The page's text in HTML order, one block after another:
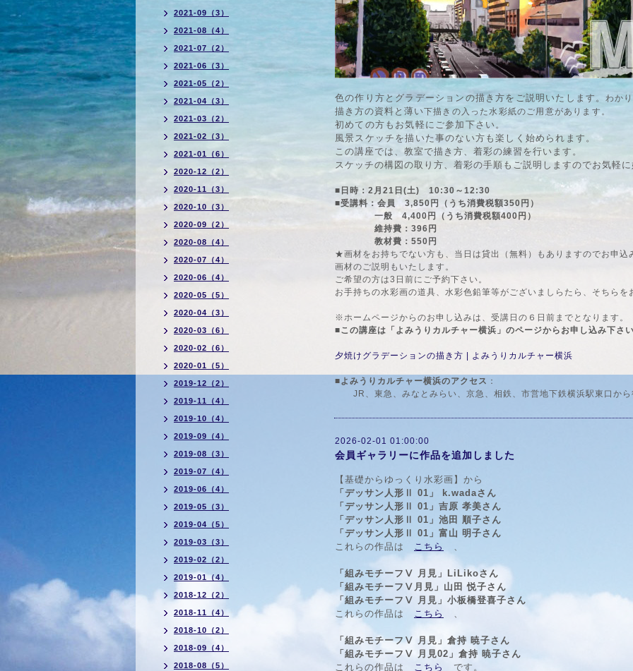
色の作り方とグラデーションの描き方をご説明いたします。わか
描き方の資料と薄い下描きの入った水彩紙のご用意があります。
初めての方もお気軽にご参加下さい。
風景スケッチを描いた事のない方も楽しく始められます。
この講座では、教室で描き方、着彩の練習を行います。
スケッチの構図の取り方、着彩の手順もご説明しますのでお気軽
■日時：2月21日(土) 10:30～12:30
■受講料：会員 3,850円（うち消費税額350円）
一般 4,400円（うち消費税額400円）
維持費：396円
教材費：550円
★画材をお持ちでない方も、当日は貸出（無料）もありますのでお申込
画材のご説明もいたします。
ご希望の方は3日前にご予約下さい。
お手持ちの水彩画の道具、水彩色鉛筆等がございましらたら、そちらを
※ホームページからのお申し込みは、受講日の６日前までとなります。
■この講座は「よみうりカルチャー横浜」のページからお申し込み下さ
夕焼けグラデーションの描き方 | よみうりカルチャー横浜
■よみうりカルチャー横浜のアクセス ：
JR、東急、みなとみらい、京急、相鉄、市営地下鉄横浜駅東口か
2026-02-01 01:00:00
会員ギャラリーに作品を追加しました
【基礎からゆっくり水彩画】から
「デッサン人形Ⅱ 01」 k.wadaさん
「デッサン人形Ⅱ 01」吉原 孝美さん
「デッサン人形Ⅱ 01」池田 順子さん
「デッサン人形Ⅱ 01」富山 明子さん
これらの作品は こちら 、
「組みモチーフⅤ 月見」LiLikoさん
「組みモチーフⅤ月見」山田 悦子さん
「組みモチーフⅤ 月見」小板橋登喜子さん
これらの作品は こちら 、
「組みモチーフⅤ 月見」倉持 暁子さん
「組みモチーフⅤ 月見02」倉持 暁子さん
これらの作品は こちら です。
2021-09（3）
2021-08（4）
2021-07（2）
2021-06（3）
2021-05（2）
2021-04（3）
2021-03（2）
2021-02（3）
2021-01（6）
2020-12（2）
2020-11（3）
2020-10（3）
2020-09（2）
2020-08（4）
2020-07（4）
2020-06（4）
2020-05（5）
2020-04（3）
2020-03（6）
2020-02（6）
2020-01（5）
2019-12（2）
2019-11（4）
2019-10（4）
2019-09（4）
2019-08（3）
2019-07（4）
2019-06（4）
2019-05（3）
2019-04（5）
2019-03（3）
2019-02（2）
2019-01（4）
2018-12（2）
2018-11（4）
2018-10（2）
2018-09（4）
2018-08（5）